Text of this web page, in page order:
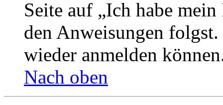
Seite auf „Ich habe
den Anweisungen
wieder anmelden
Nach oben